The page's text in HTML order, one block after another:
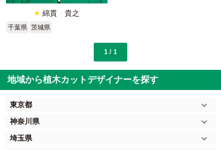
★ 綿貫 貴之
千葉県 茨城県
1 / 1
地域から植木カットデザイナーを探す
東京都
神奈川県
埼玉県